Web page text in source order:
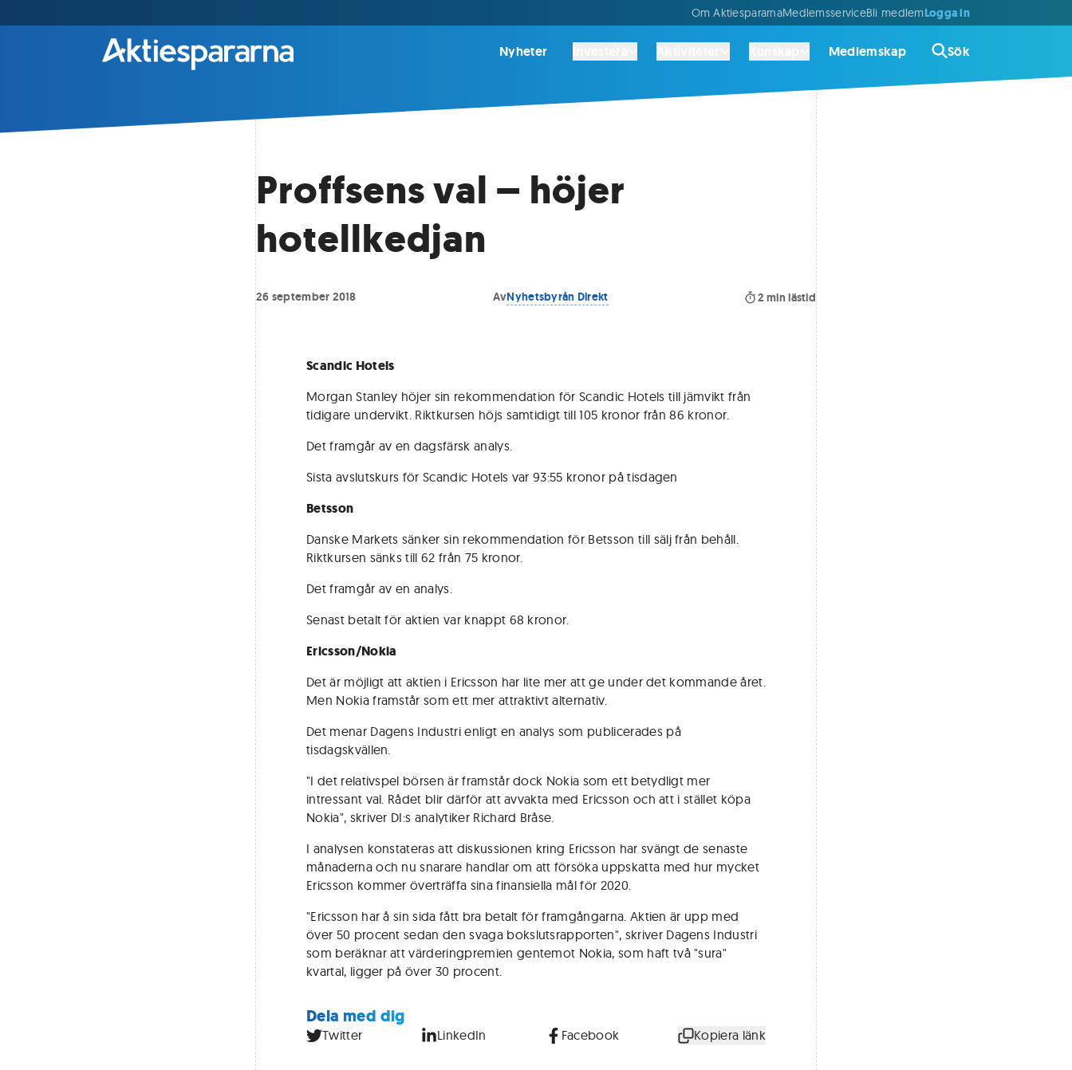
Om AktiespararnaMedlemsserviceBli medlemLogga in
Nyheter Medlemskap Sök
Proffsens val – höjer
hotellkedjan
26 september 2018 AvNyhetsbyrån Direkt 2 min lästid
Scandic Hotels
Morgan Stanley höjer sin rekommendation för Scandic Hotels till jämvikt från
tidigare undervikt. Riktkursen höjs samtidigt till 105 kronor från 86 kronor.
Det framgår av en dagsfärsk analys.
Sista avslutskurs för Scandic Hotels var 93:55 kronor på tisdagen
Betsson
Danske Markets sänker sin rekommendation för Betsson till sälj från behåll.
Riktkursen sänks till 62 från 75 kronor.
Det framgår av en analys.
Senast betalt för aktien var knappt 68 kronor.
Ericsson/Nokia
Det är möjligt att aktien i Ericsson har lite mer att ge under det kommande året.
Men Nokia framstår som ett mer attraktivt alternativ.
Det menar Dagens Industri enligt en analys som publicerades på
tisdagskvällen.
"I det relativspel börsen är framstår dock Nokia som ett betydligt mer
intressant val. Rådet blir därför att avvakta med Ericsson och att i stället köpa
Nokia", skriver DI:s analytiker Richard Bråse.
I analysen konstateras att diskussionen kring Ericsson har svängt de senaste
månaderna och nu snarare handlar om att försöka uppskatta med hur mycket
Ericsson kommer överträffa sina finansiella mål för 2020.
"Ericsson har å sin sida fått bra betalt för framgångarna. Aktien är upp med
över 50 procent sedan den svaga bokslutsrapporten", skriver Dagens Industri
som beräknar att värderingpremien gentemot Nokia, som haft två "sura"
kvartal, ligger på över 30 procent.
Dela med dig
Twitter LinkedIn Facebook Kopiera länk